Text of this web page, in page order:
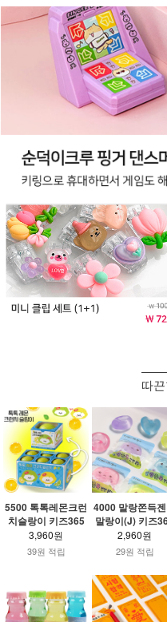
따
5500 톡톡레몬크런
치슬랑이 키즈365
3,960원
39원 적립
4000 말랑쫀득
말랑이(J) 키즈
2,960원
29원 적립